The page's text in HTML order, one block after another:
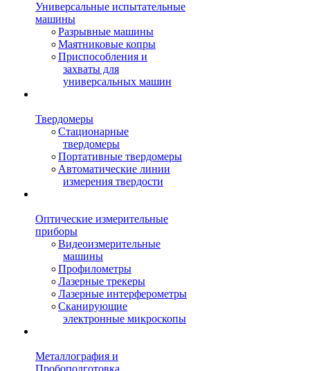
Универсальные испытательные
машины
Разрывные машины
Маятниковые копры
Приспособления и
захваты для
универсальных машин
Твердомеры
Стационарные
твердомеры
Портативные твердомеры
Автоматические линии
измерения твердости
Оптические измерительные
приборы
Видеоизмерительные
машины
Профилометры
Лазерные трекеры
Лазерные интерферометры
Сканирующие
электронные микроскопы
Металлография и
Пробоподготовка